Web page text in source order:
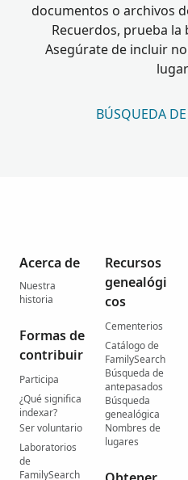
documentos o archivos
Recuerdos, prueba la
Asegúrate de incluir
BÚSQUEDA
Acerca de
Nuestra
historia
Formas de
contribuir
Participa
¿Qué significa
indexar?
Ser voluntario
Laboratorios
de
FamilySearch
Recursos
genealógi
cos
Cementerios
Catálogo de
FamilySearch
Búsqueda de
antepasados
Búsqueda
genealógica
Nombres de
lugares